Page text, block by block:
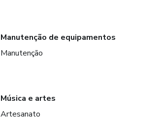
Manutenção de equipamentos
Manutenção
Música e artes
Artesanato